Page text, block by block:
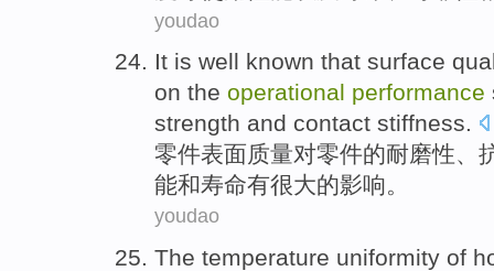
youdao
It is well known that surface
on the operational performance
strength and contact stiffness.
零件表面质量对零件的耐磨性、
能和寿命有很大的影响。
youdao
The temperature uniformity of